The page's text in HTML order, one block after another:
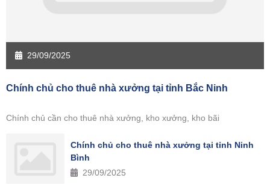
29/09/2025
Chính chủ cho thuê nhà xưởng tại tỉnh Bắc Ninh
Chính chủ cần cho thuê nhà xưởng, kho xưởng, kho bãi
Chính chủ cho thuê nhà xưởng tại tỉnh Ninh
Bình
29/09/2025